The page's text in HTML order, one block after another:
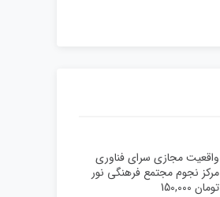
واقعیت مجازی سرای فناوری
مرکز نجوم مجتمع فرهنگی نور
تومان